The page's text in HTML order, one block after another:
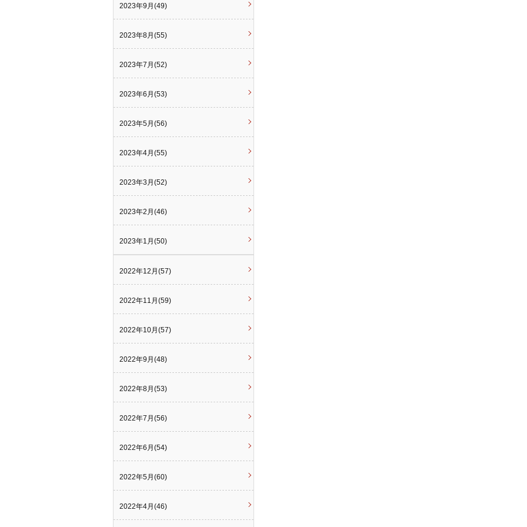
2023年9月(49)
2023年8月(55)
2023年7月(52)
2023年6月(53)
2023年5月(56)
2023年4月(55)
2023年3月(52)
2023年2月(46)
2023年1月(50)
2022年12月(57)
2022年11月(59)
2022年10月(57)
2022年9月(48)
2022年8月(53)
2022年7月(56)
2022年6月(54)
2022年5月(60)
2022年4月(46)